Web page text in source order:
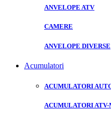
ANVELOPE ATV
CAMERE
ANVELOPE DIVERSE
Acumulatori
ACUMULATORI
ACUMULATORI